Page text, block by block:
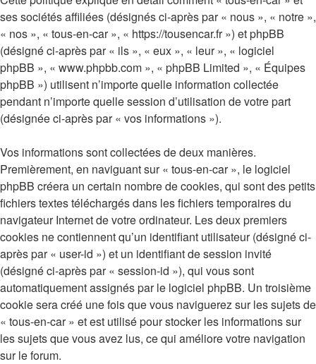
ses sociétés affiliées (désignés ci-après par « nous », « notre »,
« nos », « tous-en-car », « https://tousencar.fr ») et phpBB
(désigné ci-après par « ils », « eux », « leur », « logiciel
phpBB », « www.phpbb.com », « phpBB Limited », « Équipes
phpBB ») utilisent n’importe quelle information collectée
pendant n’importe quelle session d’utilisation de votre part
(désignée ci-après par « vos informations »).
Vos informations sont collectées de deux manières.
Premièrement, en naviguant sur « tous-en-car », le logiciel
phpBB créera un certain nombre de cookies, qui sont des petits
fichiers textes téléchargés dans les fichiers temporaires du
navigateur Internet de votre ordinateur. Les deux premiers
cookies ne contiennent qu’un identifiant utilisateur (désigné ci-
après par « user-id ») et un identifiant de session invité
(désigné ci-après par « session-id »), qui vous sont
automatiquement assignés par le logiciel phpBB. Un troisième
cookie sera créé une fois que vous naviguerez sur les sujets de
« tous-en-car » et est utilisé pour stocker les informations sur
les sujets que vous avez lus, ce qui améliore votre navigation
sur le forum.